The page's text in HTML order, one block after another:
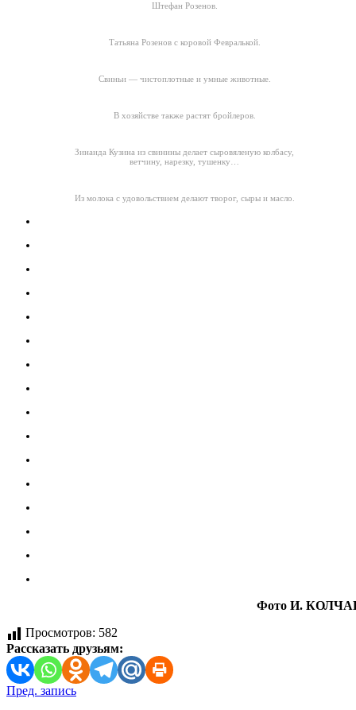
Штефан Розенов.
Татьяна Розенов с коровой Февралькой.
Свиньи — чистоплотные и умные животные.
В хозяйстве также растят бройлеров.
Зинаида Кузина из свинины делает сыровяленую колбасу,
ветчину, нарезку, тушенку…
Из молока с удовольствием делают творог, сыры и масло.
Фото И.
Просмотров: 582
Рассказать друзьям:
Навигация
Пред. запись